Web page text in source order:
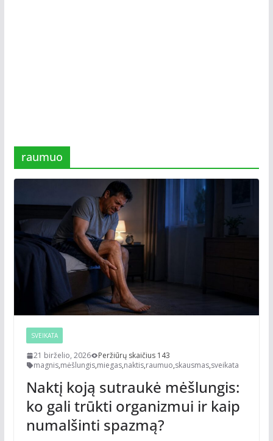
raumuo
SVEIKATA
21 birželio, 2026
Peržiūrų skaičius 143
magnis,mėšlungis,miegas,naktis,raumuo,skausmas,sveikata
Naktį koją sutraukė mėšlungis:
ko gali trūkti organizmui ir kaip
numalšinti spazmą?